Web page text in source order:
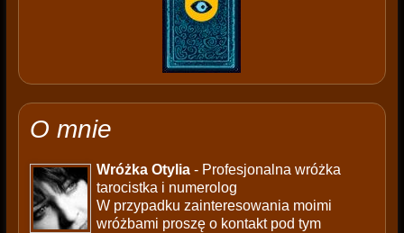
O mnie
Wróżka Otylia- Profesjonalna wróżka
tarocistka i numerolog
W przypadku zainteresowania moimi
wróżbami proszę o kontakt pod tym